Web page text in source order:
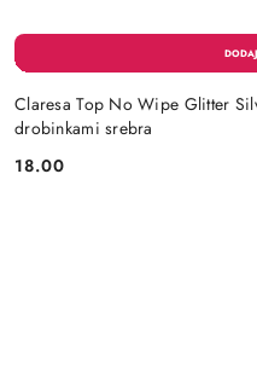
Claresa Top No Wipe Glitter
drobinkami srebra
Cena:
18.00